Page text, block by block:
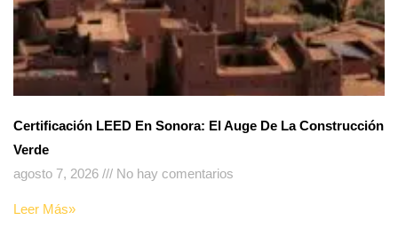
Certificación LEED En Sonora: El Auge De La Construcción
Verde
agosto 7, 2026
No hay comentarios
Leer Más»